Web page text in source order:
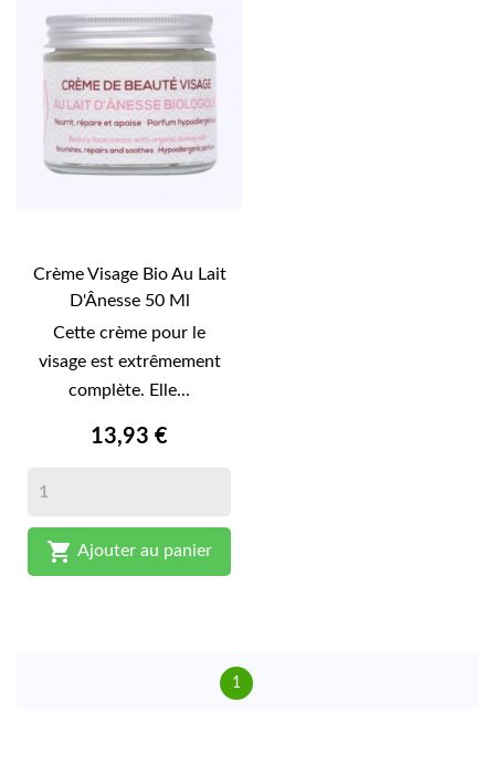
Crème Visage Bio Au Lait
D'Ânesse 50 Ml
Cette crème pour le
visage est extrêmement
complète. Elle...
13,93 €
 Ajouter au panier
1